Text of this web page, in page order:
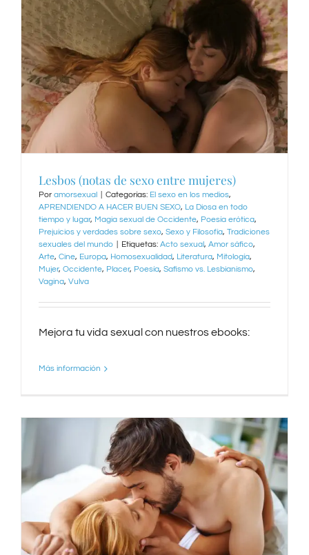
Lesbos (notas de sexo entre mujeres)
Por amorsexual Categorías: El sexo en los medios,
APRENDIENDO A HACER BUEN SEXO, La Diosa en todo
tiempo y lugar, Magia sexual de Occidente, Poesía erótica,
Prejuicios y verdades sobre sexo, Sexo y Filosofía, Tradiciones
sexuales del mundo
Etiquetas: Acto sexual, Amor sáfico,
Arte, Cine, Europa, Homosexualidad, Literatura, Mitología,
Mujer, Occidente, Placer, Poesía, Safismo vs. Lesbianismo,
Vagina, Vulva
Mejora tu vida sexual con nuestros ebooks:
Más información